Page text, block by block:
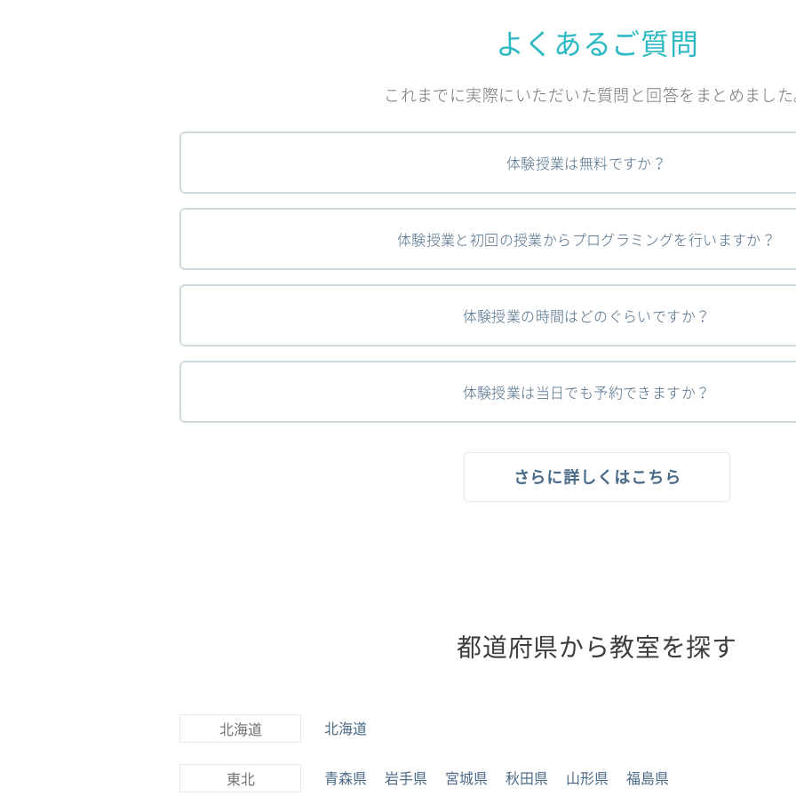
よくあるご質問
これまでに実際にいただいた質問と回答をまとめまし
体験授業は無料ですか？
体験授業と初回の授業からプログラミングを行いますか？
体験授業の時間はどのぐらいですか？
体験授業は当日でも予約できますか？
さらに詳しくはこちら
都道府県から教室を探す
北海道 北海道
東北 青森県 岩手県 宮城県 秋田県 山形県 福島県